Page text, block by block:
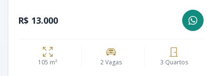
R$ 13.000
105 m² 2 Vagas 3 Quartos